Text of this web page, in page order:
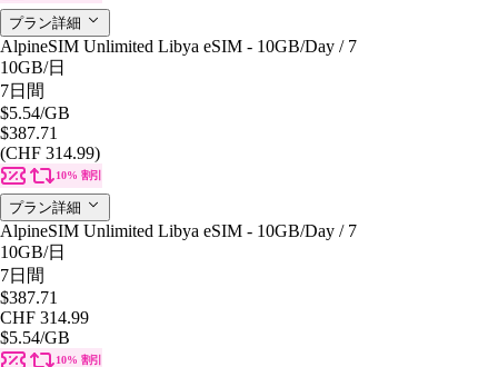
プラン詳細
AlpineSIM Unlimited Libya eSIM - 10GB/Day / 7
10GB/日
7日間
$5.54/GB
$387.71
(CHF 314.99)
10% 割引
プラン詳細
AlpineSIM Unlimited Libya eSIM - 10GB/Day / 7
10GB/日
7日間
$387.71
CHF 314.99
$5.54/GB
10% 割引